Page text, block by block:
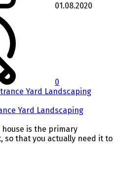
01.08.2020
0
Yard Landscaping
is the primary
so that you actually need it to